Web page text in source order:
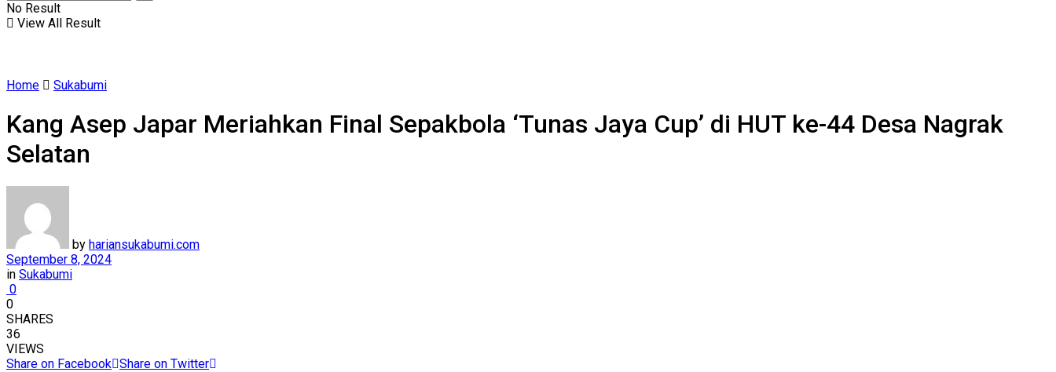
No Result
View All Result
Home Sukabumi
Kang Asep Japar Meriahkan Final Sepakbola ‘Tunas Jaya Cup’ di HUT ke-44 Desa Nagrak
Selatan
by hariansukabumi.com
September 8, 2024
in Sukabumi
0
0
SHARES
36
VIEWS
Share on Facebook Share on Twitter